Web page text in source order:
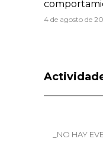
4 de agosto de
_NO HAY